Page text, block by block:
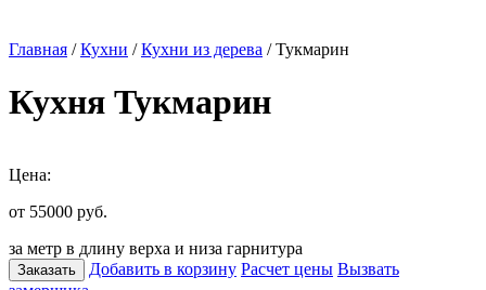
Главная /Кухни /Кухни из дерева / Тукмарин
Кухня Тукмарин
Цена:
от 55000 руб.
за метр в длину верха и низа гарнитура
Заказать Добавить в корзину Расчет цены Вызвать